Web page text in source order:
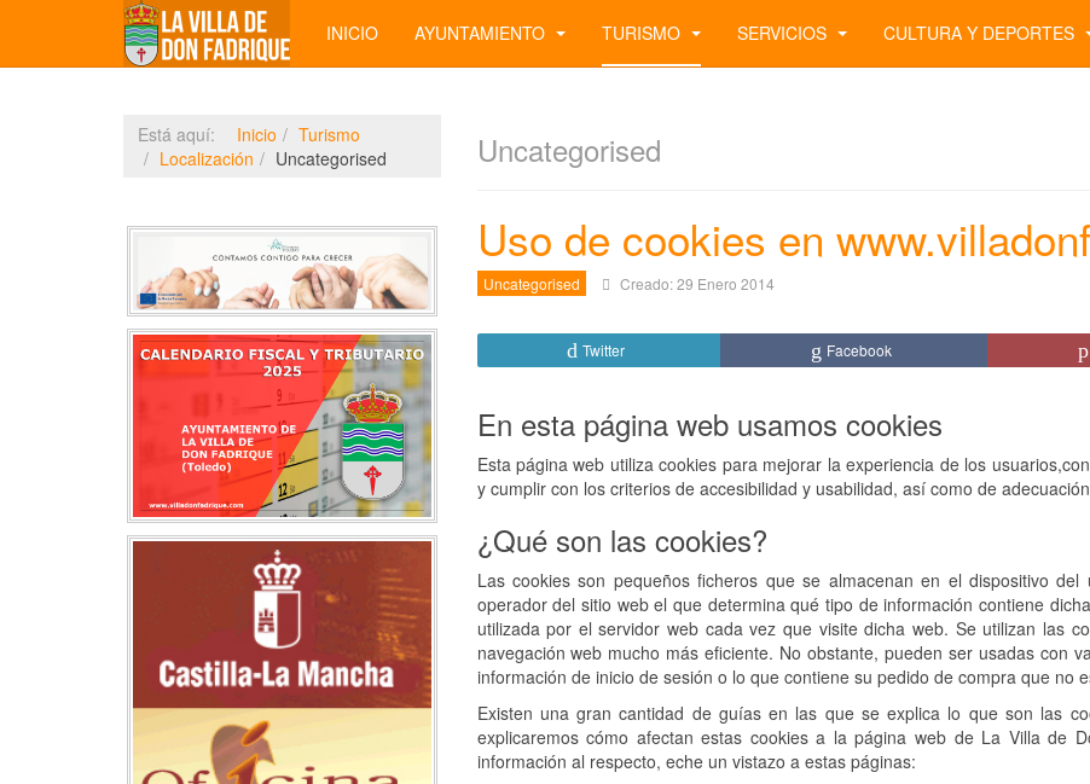
INICIO AYUNTAMIENTO TURISMO SERVICIOS CULTURA Y DEPORTES
Uncategorised
Uso de cookies en
Uncategorised Creado: 29 Enero 2014
Twitter Facebook
En esta página web usamos cookies
Esta página web utiliza cookies para mejorar la experiencia de los
y cumplir con los criterios de accesibilidad y usabilidad, así como de
¿Qué son las cookies?
Las cookies son pequeños ficheros que se almacenan en el dispositivo
operador del sitio web el que determina qué tipo de información contiene
utilizada por el servidor web cada vez que visite dicha web. Se utilizan las
navegación web mucho más eficiente. No obstante, pueden ser usadas con
información de inicio de sesión o lo que contiene su pedido de compra que no
Existen una gran cantidad de guías en las que se explica lo que son las
explicaremos cómo afectan estas cookies a la página web de La Villa de
información al respecto, eche un vistazo a estas páginas:
Está aquí: Inicio
Turismo
Localización
Uncategorised